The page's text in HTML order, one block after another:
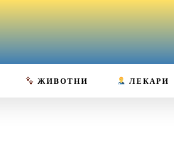
ЖИВОТНИ ЛЕКАРИ